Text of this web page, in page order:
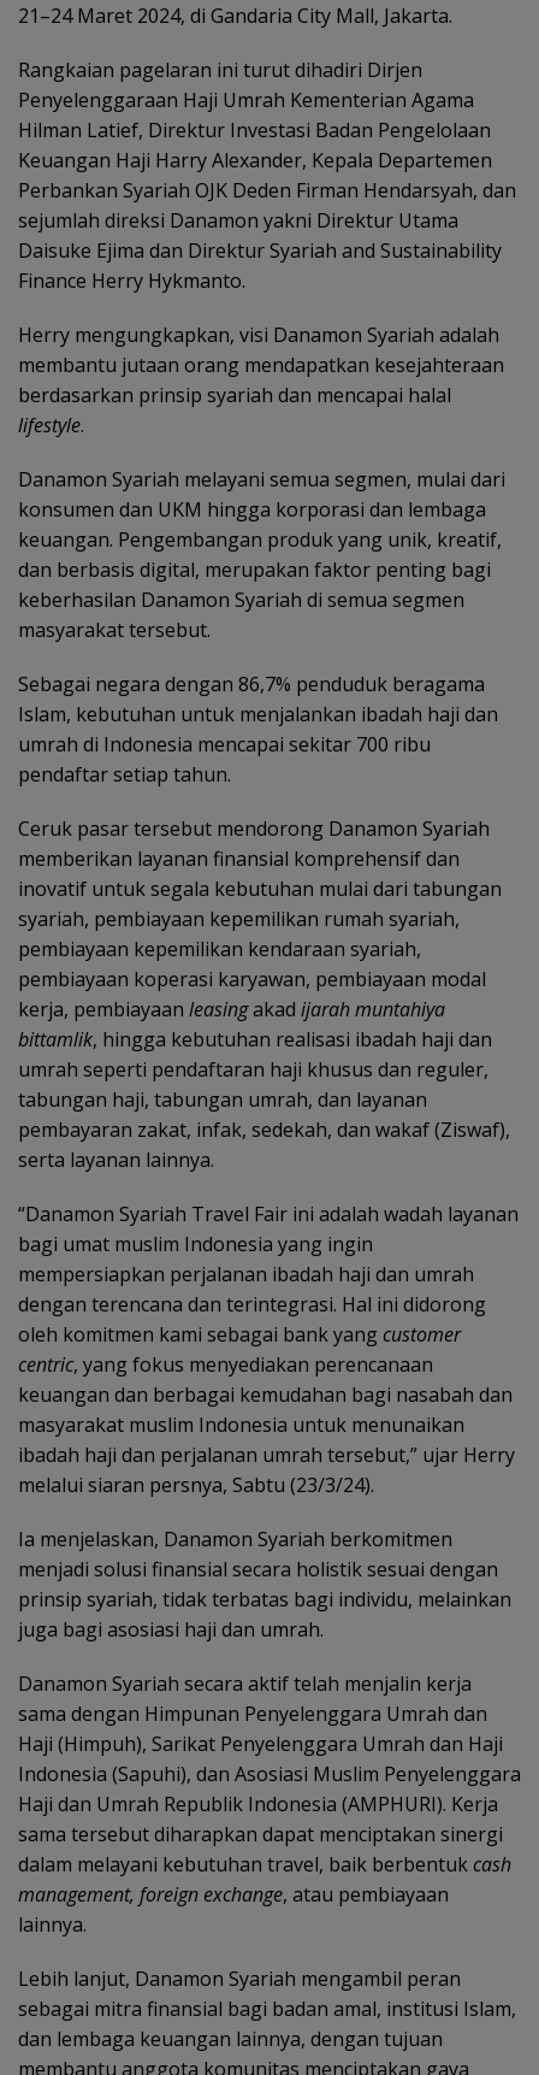
21–24 Maret 2024, di Gandaria City Mall, Jakarta.
Rangkaian pagelaran ini turut dihadiri Dirjen
Penyelenggaraan Haji Umrah Kementerian Agama
Hilman Latief, Direktur Investasi Badan Pengelolaan
Keuangan Haji Harry Alexander, Kepala Departemen
Perbankan Syariah OJK Deden Firman Hendarsyah, dan
sejumlah direksi Danamon yakni Direktur Utama
Daisuke Ejima dan Direktur Syariah and Sustainability
Finance Herry Hykmanto.
Herry mengungkapkan, visi Danamon Syariah adalah
membantu jutaan orang mendapatkan kesejahteraan
berdasarkan prinsip syariah dan mencapai halal
lifestyle.
Danamon Syariah melayani semua segmen, mulai dari
konsumen dan UKM hingga korporasi dan lembaga
keuangan. Pengembangan produk yang unik, kreatif,
dan berbasis digital, merupakan faktor penting bagi
keberhasilan Danamon Syariah di semua segmen
masyarakat tersebut.
Sebagai negara dengan 86,7% penduduk beragama
Islam, kebutuhan untuk menjalankan ibadah haji dan
umrah di Indonesia mencapai sekitar 700 ribu
pendaftar setiap tahun.
Ceruk pasar tersebut mendorong Danamon Syariah
memberikan layanan finansial komprehensif dan
inovatif untuk segala kebutuhan mulai dari tabungan
syariah, pembiayaan kepemilikan rumah syariah,
pembiayaan kepemilikan kendaraan syariah,
pembiayaan koperasi karyawan, pembiayaan modal
kerja, pembiayaan leasingakad ijarah muntahiya
bittamlik, hingga kebutuhan realisasi ibadah haji dan
umrah seperti pendaftaran haji khusus dan reguler,
tabungan haji, tabungan umrah, dan layanan
pembayaran zakat, infak, sedekah, dan wakaf (Ziswaf),
serta layanan lainnya.
“Danamon Syariah Travel Fair ini adalah wadah layanan
bagi umat muslim Indonesia yang ingin
mempersiapkan perjalanan ibadah haji dan umrah
dengan terencana dan terintegrasi. Hal ini didorong
oleh komitmen kami sebagai bank yang customer
centric, yang fokus menyediakan perencanaan
keuangan dan berbagai kemudahan bagi nasabah dan
masyarakat muslim Indonesia untuk menunaikan
ibadah haji dan perjalanan umrah tersebut,” ujar Herry
melalui siaran persnya, Sabtu (23/3/24).
Ia menjelaskan, Danamon Syariah berkomitmen
menjadi solusi finansial secara holistik sesuai dengan
prinsip syariah, tidak terbatas bagi individu, melainkan
juga bagi asosiasi haji dan umrah.
Danamon Syariah secara aktif telah menjalin kerja
sama dengan Himpunan Penyelenggara Umrah dan
Haji (Himpuh), Sarikat Penyelenggara Umrah dan Haji
Indonesia (Sapuhi), dan Asosiasi Muslim Penyelenggara
Haji dan Umrah Republik Indonesia (AMPHURI). Kerja
sama tersebut diharapkan dapat menciptakan sinergi
dalam melayani kebutuhan travel, baik berbentuk cash
management, foreign exchange, atau pembiayaan
lainnya.
Lebih lanjut, Danamon Syariah mengambil peran
sebagai mitra finansial bagi badan amal, institusi Islam,
dan lembaga keuangan lainnya, dengan tujuan
membantu anggota komunitas menciptakan gaya